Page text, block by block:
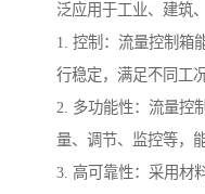
泛应用于工业、建筑
1. 控制：流量控制箱
行稳定，满足不同工
2. 多功能性：流量控
量、调节、监控等，
3. 高可靠性：采用材